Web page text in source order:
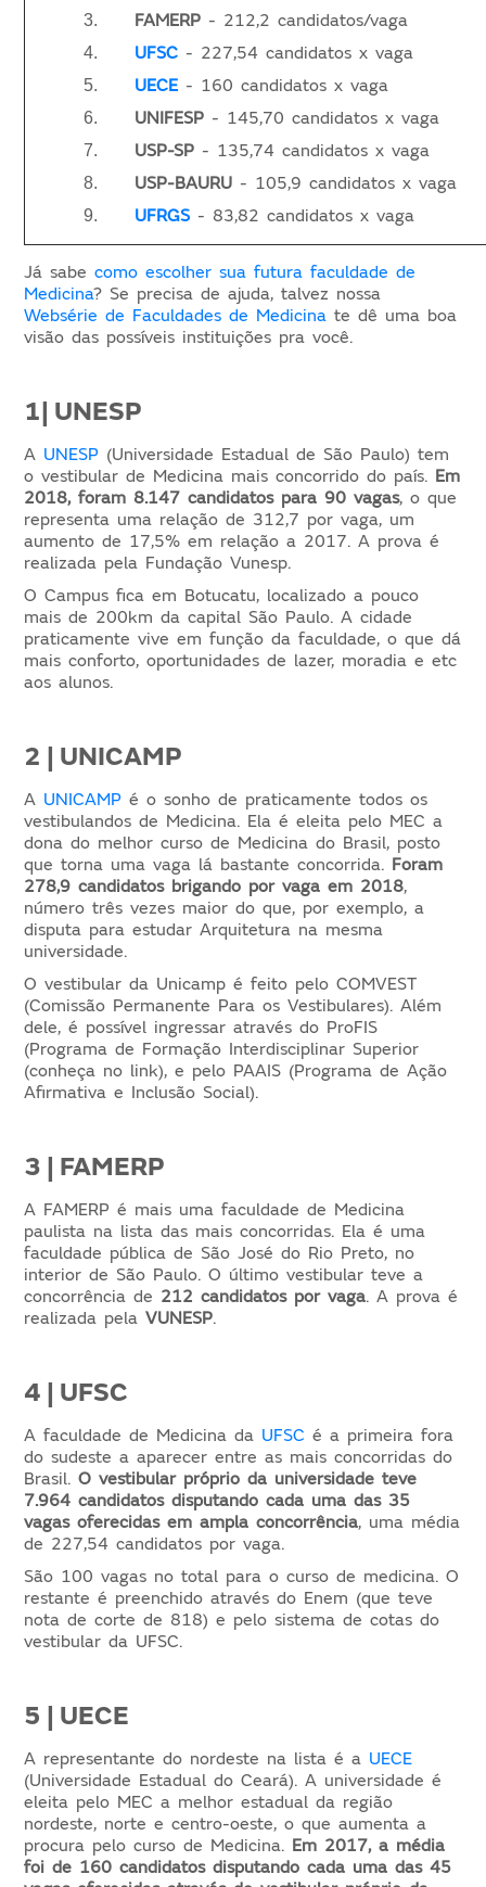
FAMERP- 212,2 candidatos/vaga
UFSC- 227,54 candidatos x vaga
UECE- 160 candidatos x vaga
UNIFESP- 145,70 candidatos x vaga
USP-SP- 135,74 candidatos x vaga
USP-BAURU- 105,9 candidatos x vaga
UFRGS- 83,82 candidatos x vaga
Já sabecomo escolher sua futura faculdade de
Medicina? Se precisa de ajuda, talvez nossa
Websérie de Faculdades de Medicina te dê uma boa
visão das possíveis instituições pra você.
1| UNESP
A UNESP (Universidade Estadual de São Paulo) tem
o vestibular de Medicina mais concorrido do país. Em
2018, foram 8.147 candidatos para 90 vagas, o que
representa uma relação de 312,7 por vaga, um
aumento de 17,5% em relação a 2017. A prova é
realizada pela Fundação Vunesp.
O Campus fica em Botucatu, localizado a pouco
mais de 200km da capital São Paulo. A cidade
praticamente vive em função da faculdade, o que dá
mais conforto, oportunidades de lazer, moradia e etc
aos alunos.
2 | UNICAMP
A UNICAMP é o sonho de praticamente todos os
vestibulandos de Medicina. Ela é eleita pelo MEC a
dona do melhor curso de Medicina do Brasil, posto
que torna uma vaga lá bastante concorrida. Foram
278,9 candidatos brigando por vaga em 2018,
número três vezes maior do que, por exemplo, a
disputa para estudar Arquitetura na mesma
universidade.
O vestibular da Unicamp é feito pelo COMVEST
(Comissão Permanente Para os Vestibulares). Além
dele, é possível ingressar através do ProFIS
(Programa de Formação Interdisciplinar Superior
(conheça no link), e pelo PAAIS (Programa de Ação
Afirmativa e Inclusão Social).
3 | FAMERP
A FAMERP é mais uma faculdade de Medicina
paulista na lista das mais concorridas. Ela é uma
faculdade pública de São José do Rio Preto, no
interior de São Paulo. O último vestibular teve a
concorrência de 212 candidatos por vaga. A prova é
realizada pelaVUNESP.
4 | UFSC
A faculdade de Medicina da UFSC é a primeira fora
do sudeste a aparecer entre as mais concorridas do
Brasil.O vestibular próprio da universidade teve
7.964 candidatos disputando cada uma das 35
vagas oferecidas em ampla concorrência, uma média
de 227,54 candidatos por vaga.
São 100 vagas no total para o curso de medicina. O
restante é preenchido através do Enem (que teve
nota de corte de 818) e pelo sistema de cotas do
vestibular da UFSC.
5 | UECE
A representante do nordeste na lista é a UECE
(Universidade Estadual do Ceará). A universidade é
eleita pelo MEC a melhor estadual da região
nordeste, norte e centro-oeste, o que aumenta a
procura pelo curso de Medicina. Em 2017, a média
foi de 160 candidatos disputando cada uma das 45